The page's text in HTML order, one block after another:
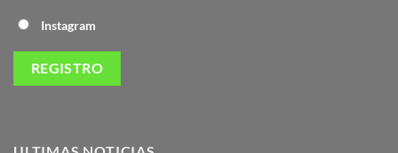
Instagram